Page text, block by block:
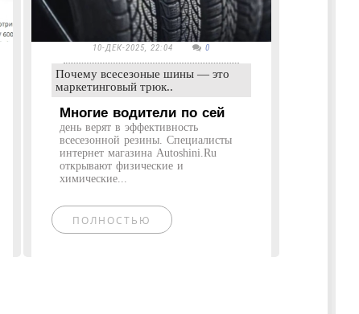
10-ДЕК-2025, 22:04 0
Почему всесезоные шины — это
маркетинговый трюк..
Многие водители по сей
день верят в эффективность
всесезонной резины. Специалисты
интернет магазина Autoshini.Ru
открывают физические и
химические...
ПОЛНОСТЬЮ